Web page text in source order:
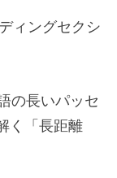
ィングセクシ
の長いパッセ
く「長距離